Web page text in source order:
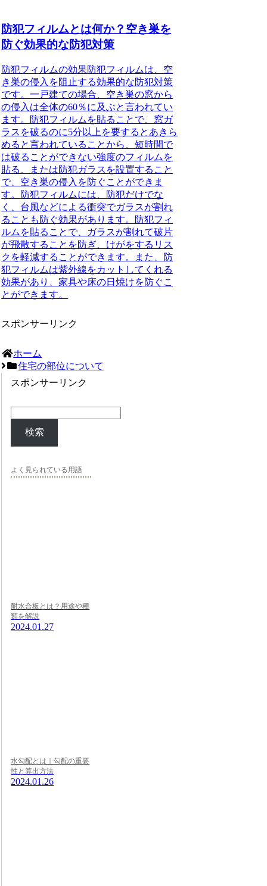
防犯フィルムとは何か？空き巣を
防ぐ効果的な防犯対策
防犯フィルムの効果防犯フィルムは、空
き巣の侵入を阻止する効果的な防犯対策
です。一戸建ての場合、空き巣の窓から
の侵入は全体の60％に及ぶと言われてい
ます。防犯フィルムを貼ることで、窓ガ
ラスを破るのに5分以上を要するとあきら
めると言われていることから、短時間で
は破ることができない強度のフィルムを
貼る、または防犯ガラスを設置すること
で、空き巣の侵入を防ぐことができま
す。防犯フィルムには、防犯だけでな
く、台風などによる衝突でガラスが割れ
ることも防ぐ効果があります。防犯フィ
ルムを貼ることで、ガラスが割れて破片
が飛散することを防ぎ、けがをするリス
クを軽減することができます。また、防
犯フィルムは紫外線をカットしてくれる
効果があり、家具や床の日焼けを防ぐこ
とができます。
スポンサーリンク
ホーム
住宅の部位について
スポンサーリンク
検索
よく見られている用語
耐水合板とは？用途や種
類を解説
2024.01.27
水勾配とは｜勾配の重要
性と算出方法
2024.01.26